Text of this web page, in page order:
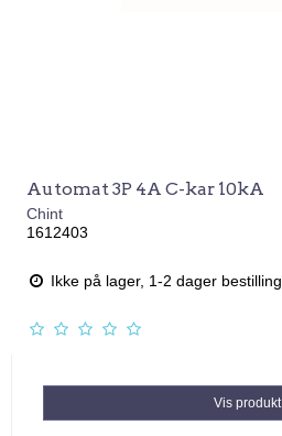
Automat 3P 4A C-kar 10kA
Chint
1612403
Ikke på lager, 1-2 dager bestilling
Vis produkt